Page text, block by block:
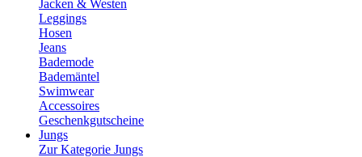
Jacken & Westen
Leggings
Hosen
Jeans
Bademode
Bademäntel
Swimwear
Accessoires
Geschenkgutscheine
Jungs
Zur Kategorie Jungs